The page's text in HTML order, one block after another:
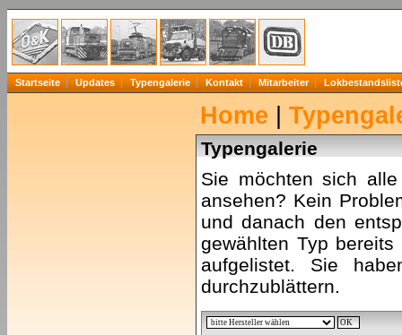
Startseite Updates Typengalerie Kontakt Mitarbeiter
Home
Typengalerie
Sie möchten sich
ansehen? Kein
und danach den
gewählten Typ
aufgelistet. Sie
durchzublättern.